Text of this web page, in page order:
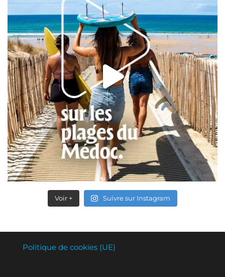
Voir + Suivre sur Instagram
Politique de cookies (UE)